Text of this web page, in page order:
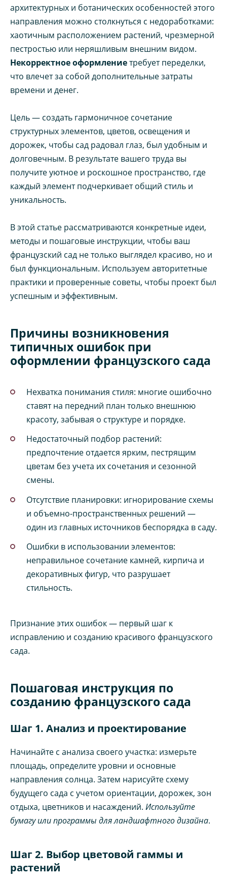
архитектурных и ботанических особенностей этого
направления можно столкнуться с недоработками:
хаотичным расположением растений, чрезмерной
пестростью или неряшливым внешним видом.
Некорректное оформлениетребует переделки,
что влечет за собой дополнительные затраты
времени и денег.
Цель — создать гармоничное сочетание
структурных элементов, цветов, освещения и
дорожек, чтобы сад радовал глаз, был удобным и
долговечным. В результате вашего труда вы
получите уютное и роскошное пространство, где
каждый элемент подчеркивает общий стиль и
уникальность.
В этой статье рассматриваются конкретные идеи,
методы и пошаговые инструкции, чтобы ваш
французский сад не только выглядел красиво, но и
был функциональным. Используем авторитетные
практики и проверенные советы, чтобы проект был
успешным и эффективным.
Причины возникновения
типичных ошибок при
оформлении французского сада
Нехватка понимания стиля: многие ошибочно
ставят на передний план только внешнюю
красоту, забывая о структуре и порядке.
Недостаточный подбор растений:
предпочтение отдается ярким, пестрящим
цветам без учета их сочетания и сезонной
смены.
Отсутствие планировки: игнорирование схемы
и объемно-пространственных решений —
один из главных источников беспорядка в саду.
Ошибки в использовании элементов:
неправильное сочетание камней, кирпича и
декоративных фигур, что разрушает
стильность.
Признание этих ошибок — первый шаг к
исправлению и созданию красивого французского
сада.
Пошаговая инструкция по
созданию французского сада
Шаг 1. Анализ и проектирование
Начинайте с анализа своего участка: измерьте
площадь, определите уровни и основные
направления солнца. Затем нарисуйте схему
будущего сада с учетом ориентации, дорожек, зон
отдыха, цветников и насаждений. Используйте
бумагу или программы для ландшафтного дизайна.
Шаг 2. Выбор цветовой гаммы и
растений